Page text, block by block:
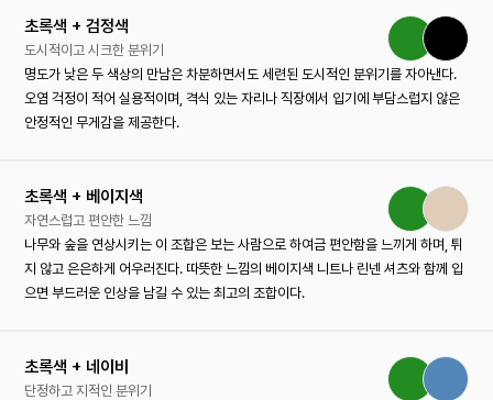
초록색 + 검정색
도시적이고 시크한 분위기
명도가 낮은 두 색상의 만남은 차분하면서도 세련된 도시적인 분위기를 자아낸다.
오염 걱정이 적어 실용적이며, 격식 있는 자리나 직장에서 입기에 부담스럽지 않은
안정적인 무게감을 제공한다.
초록색 + 베이지색
자연스럽고 편안한 느낌
나무와 숲을 연상시키는 이 조합은 보는 사람으로 하여금 편안함을 느끼게 하며, 튀
지 않고 은은하게 어우러진다. 따뜻한 느낌의 베이지색 니트나 린넨 셔츠와 함께 입
으면 부드러운 인상을 남길 수 있는 최고의 조합이다.
초록색 + 네이비
단정하고 지적인 분위기